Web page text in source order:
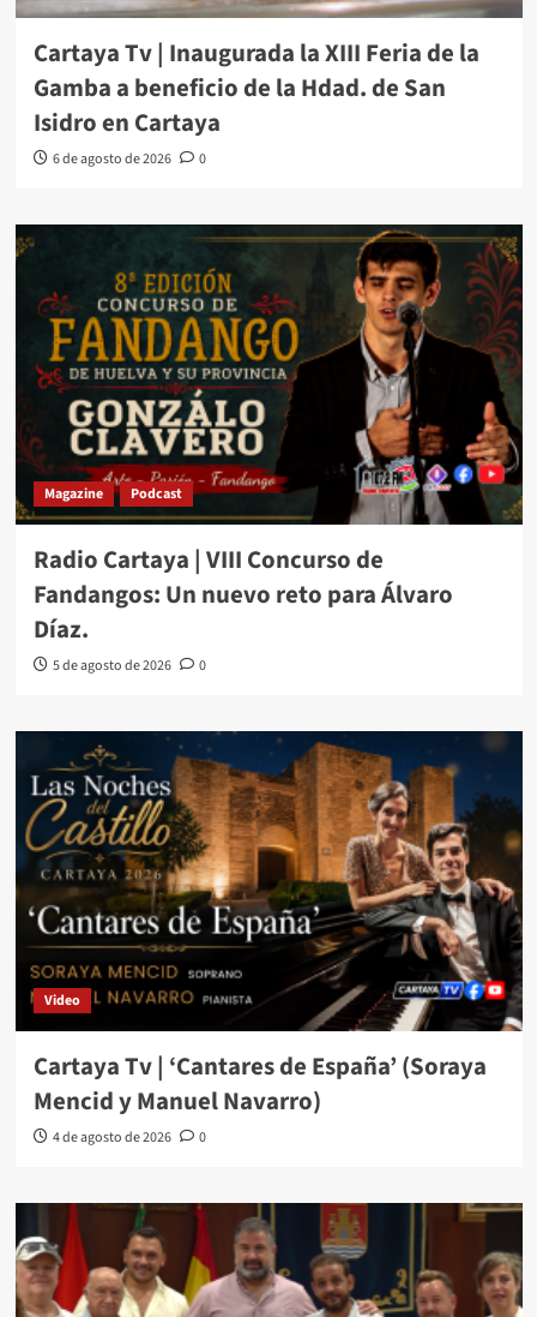
Cartaya Tv | Inaugurada la XIII Feria de la
Gamba a beneficio de la Hdad. de San
Isidro en Cartaya
6 de agosto de 2026 0
Magazine Podcast
Radio Cartaya | VIII Concurso de
Fandangos: Un nuevo reto para Álvaro
Díaz.
5 de agosto de 2026 0
Video
Cartaya Tv | ‘Cantares de España’ (Soraya
Mencid y Manuel Navarro)
4 de agosto de 2026 0